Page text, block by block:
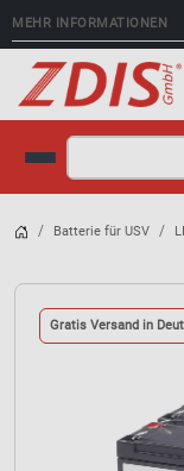
MEHR INFORMATIONEN
Suche
Batterie für USV
Gratis Versand in